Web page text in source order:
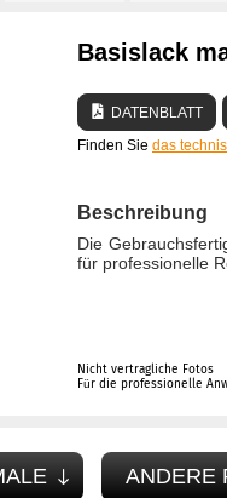
Basislack
DATENBLATT
Finden Sie das
Beschreibung
Die
für professionelle
Nicht vertragliche Fotos
Für die professionelle
ANDERE